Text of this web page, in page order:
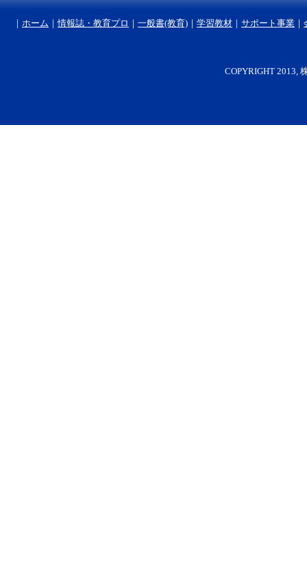
｜ ホーム ｜情報誌・教育プロ ｜ 一般書(教育) ｜ 学習教材 ｜ サポート事業 ｜
COPYRIGHT 2013,